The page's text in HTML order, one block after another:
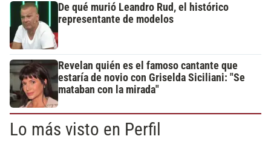
De qué murió Leandro Rud, el histórico
representante de modelos
Revelan quién es el famoso cantante que
estaría de novio con Griselda Siciliani: "Se
mataban con la mirada"
Lo más visto en Perfil